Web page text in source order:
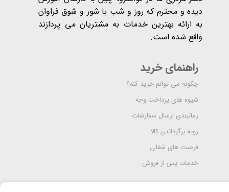
دیده و محترم که روز و شب با شور و شوق فراوان
به ارائه بهترین خدمات به مشتریان می پردازند
واقع شده است​​​​​​​.
راهنمای خرید
چگونه می توانم خرید کنم؟
شیوه های پرداخت وجه
زمانبندی ارسال سفارشات
رویه برگرداندن کالا
فرصت های شغلی
خدمات پس از فروش